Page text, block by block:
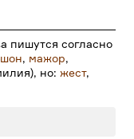
пишутся согласно
, мажор,
но:жест,